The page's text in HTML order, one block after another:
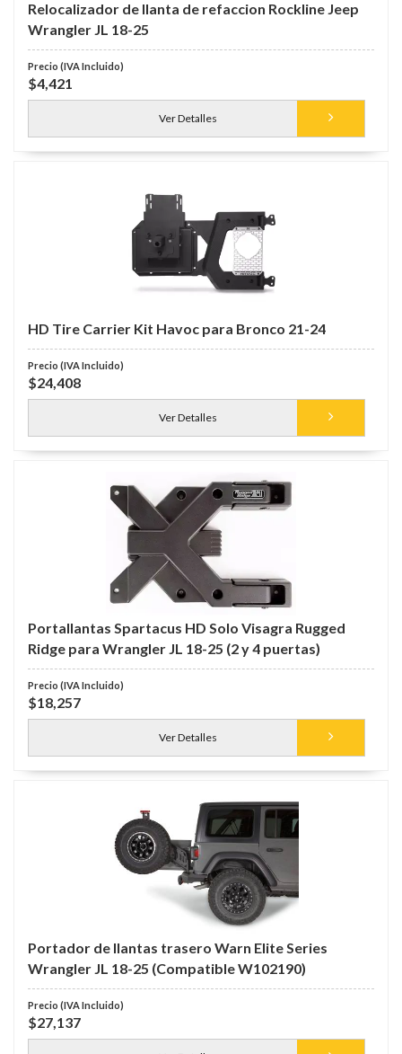
Relocalizador de llanta de refaccion Rockline Jeep
Wrangler JL 18-25
$4,421
Ver Detalles
HD Tire Carrier Kit Havoc para Bronco 21-24
$24,408
Ver Detalles
Portallantas Spartacus HD Solo Visagra Rugged
Ridge para Wrangler JL 18-25 (2 y 4 puertas)
$18,257
Ver Detalles
Portador de llantas trasero Warn Elite Series
Wrangler JL 18-25 (Compatible W102190)
$27,137